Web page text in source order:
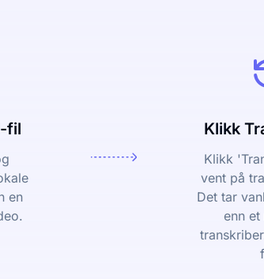
fil
en
Klikk
Klikk
vent på
Det tar
enn et